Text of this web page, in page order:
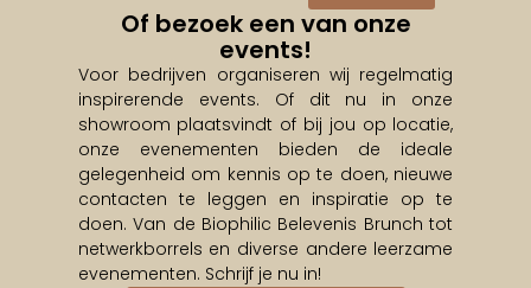
Of bezoek een van onze
events!
Voor bedrijven organiseren wij regelmatig
inspirerende events. Of dit nu in onze
showroom plaatsvindt of bij jou op locatie,
onze evenementen bieden de ideale
gelegenheid om kennis op te doen, nieuwe
contacten te leggen en inspiratie op te
doen. Van de Biophilic Belevenis Brunch tot
netwerkborrels en diverse andere leerzame
evenementen. Schrijf je nu in!